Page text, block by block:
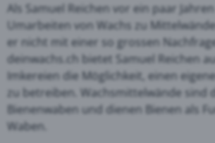
Als Samuel Reichen vor ein paar
Umarbeiten von Wachs zu
er nicht mit einer so grossen
deinwachs.ch bietet Samuel Reichen
Imkereien die Möglichkeit, einen
zu betreiben. Wachsmittelwände sind
Bienenwaben und dienen Bienen als
Waben.